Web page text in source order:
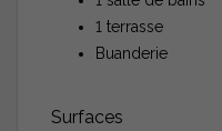
1 terrasse
Buanderie
Surfaces